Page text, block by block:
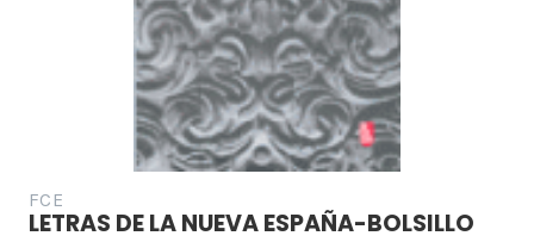
FCE
LETRAS DE LA NUEVA ESPAÑA-BOLSILLO